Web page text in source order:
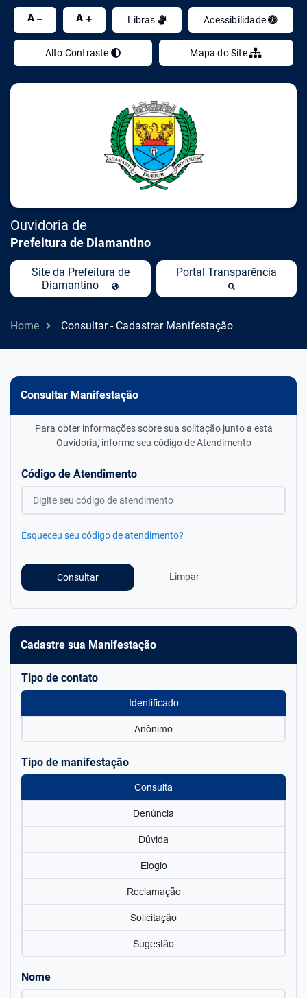
A A Libras Acessibilidade
Alto Contraste Mapa do Site
Ouvidoria de
Prefeitura de Diamantino
Site da Prefeitura de
Diamantino
Portal Transparência
Home Consultar - Cadastrar Manifestação
Consultar Manifestação
Para obter informações sobre sua solitação junto a esta
Ouvidoria, informe seu código de Atendimento
Código de Atendimento
Esqueceu seu código de atendimento?
Consultar Limpar
Cadastre sua Manifestação
Tipo de contato
Identificado
Anônimo
Tipo de manifestação
Consulta
Denúncia
Dúvida
Elogio
Reclamação
Solicitação
Sugestão
Nome